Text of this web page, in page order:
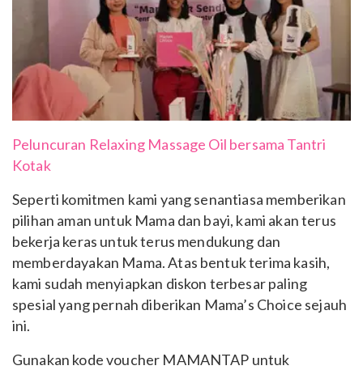
Peluncuran Relaxing Massage Oil bersama Tantri
Kotak
Seperti komitmen kami yang senantiasa memberikan
pilihan aman untuk Mama dan bayi, kami akan terus
bekerja keras untuk terus mendukung dan
memberdayakan Mama. Atas bentuk terima kasih,
kami sudah menyiapkan diskon terbesar paling
spesial yang pernah diberikan Mama’s Choice sejauh
ini.
Gunakan kode voucher MAMANTAP untuk